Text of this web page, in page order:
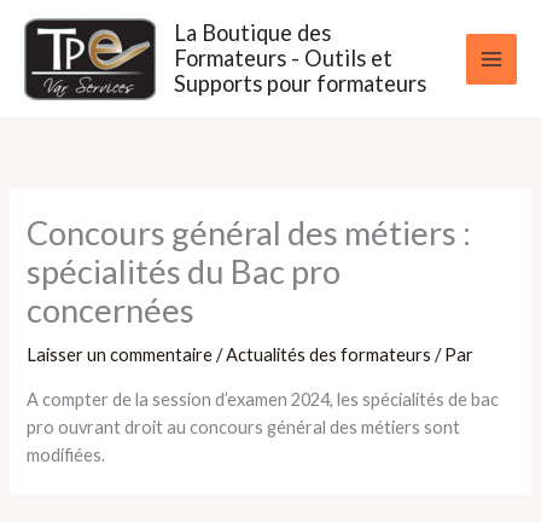
contenu
La Boutique des
Formateurs - Outils et
Supports pour formateurs
Concours général des métiers :
spécialités du Bac pro
concernées
Laisser un commentaire /Actualités des formateurs / Par
A compter de la session d’examen 2024, les spécialités de bac
pro ouvrant droit au concours général des métiers sont
modifiées.